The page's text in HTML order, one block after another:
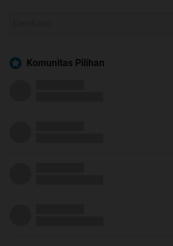
Komunitas Pilihan